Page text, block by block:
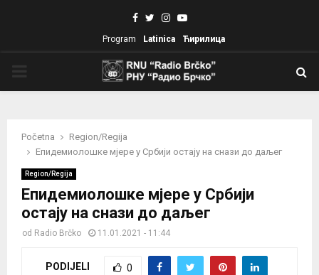
Facebook
TwitterInstagram
Youtube
Program Latinica Ћирилица
Početna
Region/Regija
Епидемиолошке мјере у Србији остају на снази до даљег
Region/Regija
Епидемиолошке мјере у Србији
остају на снази до даљег
od Radio Brčko 11.01.2021 - 11:44
PODIJELI 0